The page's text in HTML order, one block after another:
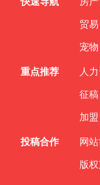
贸易
宠物
重点推荐 人
征稿
加盟
投稿合作 网
版